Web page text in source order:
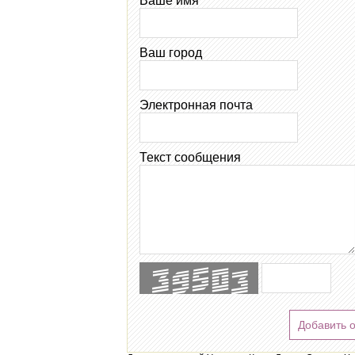
Ваш город
Электронная почта
Текст сообщения
Добавить